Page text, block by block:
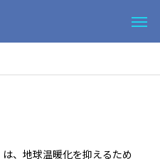
は、地球温暖化を抑えるため